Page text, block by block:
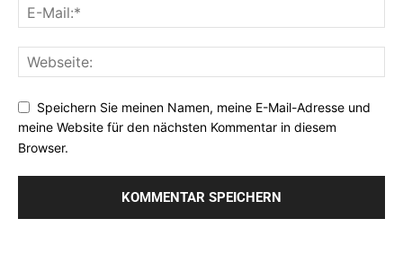
Speichern Sie meinen Namen, meine E-Mail-Adresse und
meine Website für den nächsten Kommentar in diesem
Browser.